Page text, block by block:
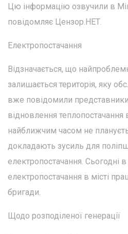
Цю інформацію озвучили в
повідомляє Цензор.НЕТ.
Електропостачання
Відзначається, що
залишається територія, яку
вже повідомили представники
відновлення теплопостачання
найближчим часом не
докладають зусиль для
електропостачання. Сьогодні
електропостачання в місті
бригади.
Щодо розподіленої генерації